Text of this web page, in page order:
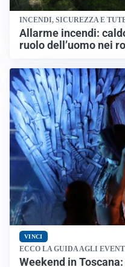
INCENDI, SICUREZZA E
Allarme incendi:
ruolo dell’uomo nei
VINCI
ECCO LA GUIDA AGLI
Weekend in